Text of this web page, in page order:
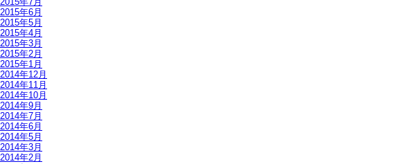
2015年6月
2015年5月
2015年4月
2015年3月
2015年2月
2015年1月
2014年12月
2014年11月
2014年10月
2014年9月
2014年7月
2014年6月
2014年5月
2014年3月
2014年2月